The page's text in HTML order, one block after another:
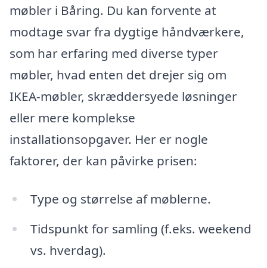
møbler i Båring. Du kan forvente at
modtage svar fra dygtige håndværkere,
som har erfaring med diverse typer
møbler, hvad enten det drejer sig om
IKEA-møbler, skræddersyede løsninger
eller mere komplekse
installationsopgaver. Her er nogle
faktorer, der kan påvirke prisen:
Type og størrelse af møblerne.
Tidspunkt for samling (f.eks. weekend
vs. hverdag).